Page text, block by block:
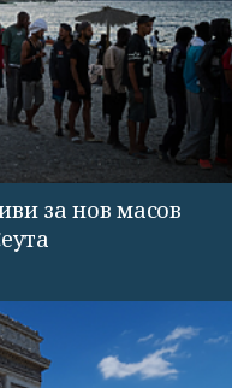
за нов масов